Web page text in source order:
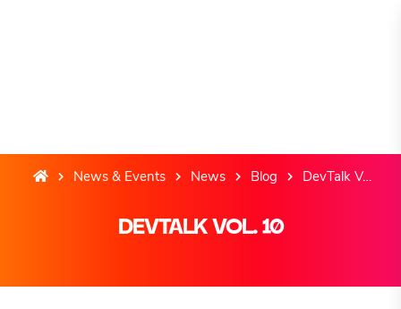
News & Events News Blog DevTalk Vol. 10
DEVTALK VOL. 10